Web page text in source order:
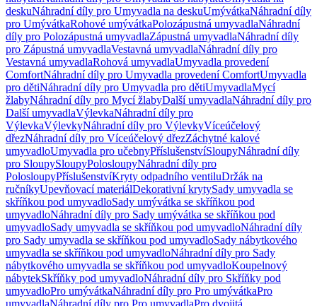
deskuNáhradní díly pro Umyvadla na deskuUmývátkaNáhradní díly
pro UmývátkaRohové umývátkaPolozápustná umyvadlaNáhradní
díly pro Polozápustná umyvadlaZápustná umyvadlaNáhradní díly
pro Zápustná umyvadlaVestavná umyvadlaNáhradní díly pro
Vestavná umyvadlaRohová umyvadlaUmyvadla provedení
ComfortNáhradní díly pro Umyvadla provedení ComfortUmyvadla
pro dětiNáhradní díly pro Umyvadla pro dětiUmyvadlaMycí
žlabyNáhradní díly pro Mycí žlabyDalší umyvadlaNáhradní díly pro
Další umyvadlaVýlevkaNáhradní díly pro
VýlevkaVýlevkyNáhradní díly pro VýlevkyVíceúčelový
dřezNáhradní díly pro Víceúčelový dřezZáchytné kalové
umyvadloUmyvadla pro učebnyPříslušenstvíSloupyNáhradní díly
pro SloupySloupyPolosloupyNáhradní díly pro
PolosloupyPříslušenstvíKryty odpadního ventiluDržák na
ručníkyUpevňovací materiálDekorativní krytySady umyvadla se
skříňkou pod umyvadloSady umývátka se skříňkou pod
umyvadloNáhradní díly pro Sady umývátka se skříňkou pod
umyvadloSady umyvadla se skříňkou pod umyvadloNáhradní díly
pro Sady umyvadla se skříňkou pod umyvadloSady nábytkového
umyvadla se skříňkou pod umyvadloNáhradní díly pro Sady
nábytkového umyvadla se skříňkou pod umyvadloKoupelnový
nábytekSkříňky pod umyvadloNáhradní díly pro Skříňky pod
umyvadloPro umývátkaNáhradní díly pro Pro umývátkaPro
umyvadlaNáhradní díly pro Pro umyvadlaPro dvojitá